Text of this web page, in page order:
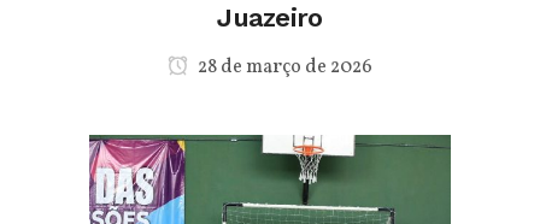
Juazeiro
28 de março de 2026